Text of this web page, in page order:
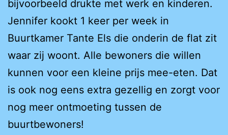
bijvoorbeeld drukte met werk en kinderen.
Jennifer kookt 1 keer per week in
Buurtkamer Tante Els die onderin de flat zit
waar zij woont. Alle bewoners die willen
kunnen voor een kleine prijs mee-eten. Dat
is ook nog eens extra gezellig en zorgt voor
nog meer ontmoeting tussen de
buurtbewoners!